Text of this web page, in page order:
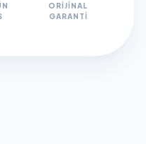
ORIJINAL
GARANTI